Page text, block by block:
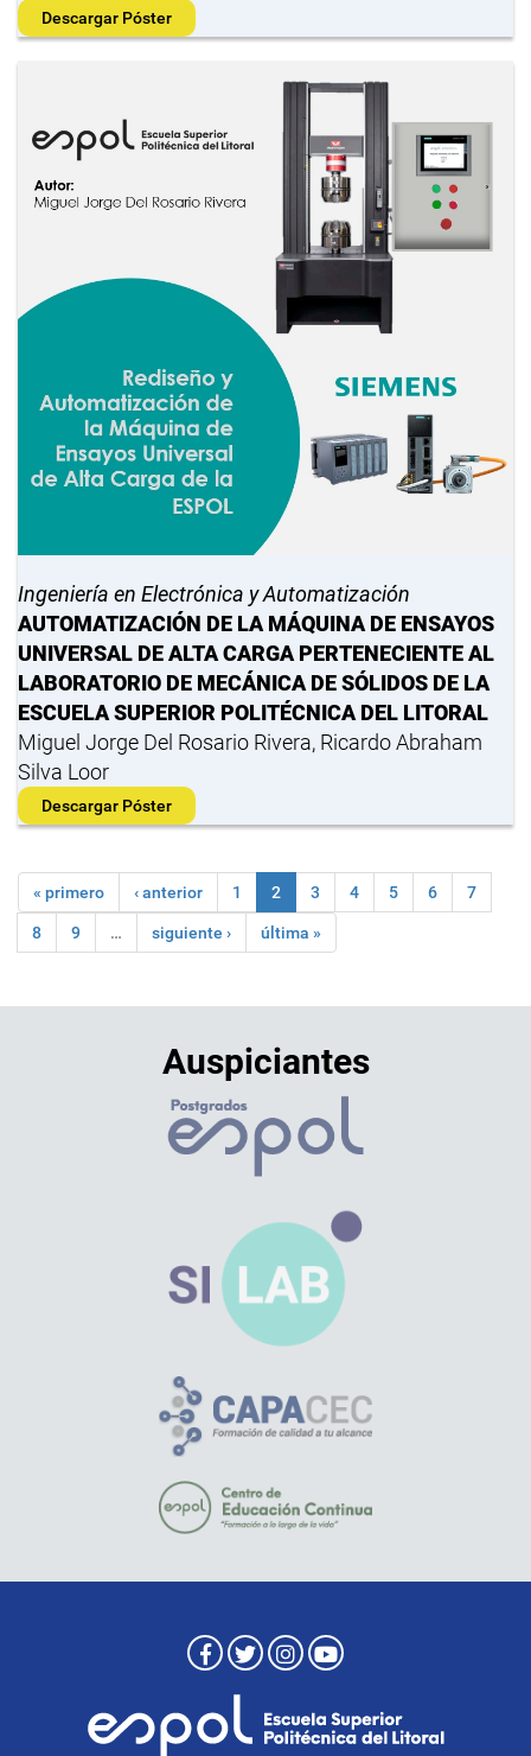
Descargar Póster
Ingeniería en Electrónica y Automatización
AUTOMATIZACIÓN DE LA MÁQUINA DE ENSAYOS
UNIVERSAL DE ALTA CARGA PERTENECIENTE AL
LABORATORIO DE MECÁNICA DE SÓLIDOS DE LA
ESCUELA SUPERIOR POLITÉCNICA DEL LITORAL
Miguel Jorge Del Rosario Rivera, Ricardo Abraham
Silva Loor
Descargar Póster
« primero ‹ anterior 1 2 3 4 5 6 7
8 9 … siguiente › última »
Auspiciantes